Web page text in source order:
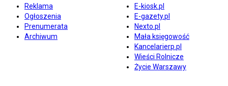
Reklama
Ogłoszenia
Prenumerata
Archiwum
E-kiosk.pl
E-gazety.pl
Nexto.pl
Mała księgowość
Kancelarierp.pl
Wieści Rolnicze
Życie Warszawy